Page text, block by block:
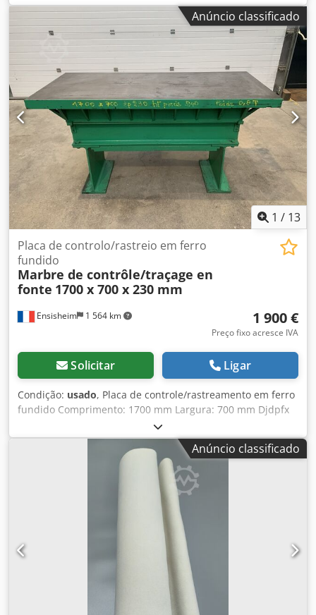
folheada e diversos tipos. Lixadeira para perfis e chanfros
com bloco de lixa intercambiável, com inclinação de -15° a
+90°. Motor de 2 velocidades, rotações por minuto
710/1420 – Potência 1,3 – 2,5 CV. Dkedpfxozmyp As Ai Rer
Altura de trabalho: 100 mm. Alimentação automática com
velocidade variável. Guia de entrada ajustável. Ar
comprimido: 6 atm. Diâmetro da saída de exaustão: 100
mm. Dimensões gerais: 2100 x 1600 x 1350 mm (altura).
Peso: 950 kg.
Anúncio classificado
1 / 13
Ensisheim 1 564 km
Placa de controlo/rastreio em ferro
fundido
Marbre de contrôle/traçage en
fonte 1700 x 700 x 230 mm
1 900 €
Preço fixo acresce IVA
Solicitar Ligar
Condição: usado, Placa de controle/rastreamento em ferro
fundido Comprimento: 1700 mm Largura: 700 mm Djdpfx
Aozqzy Doi Rskr Espessura: 230 mm Altura com pés: 940
mm Peso: 0,8 t
Anúncio classificado